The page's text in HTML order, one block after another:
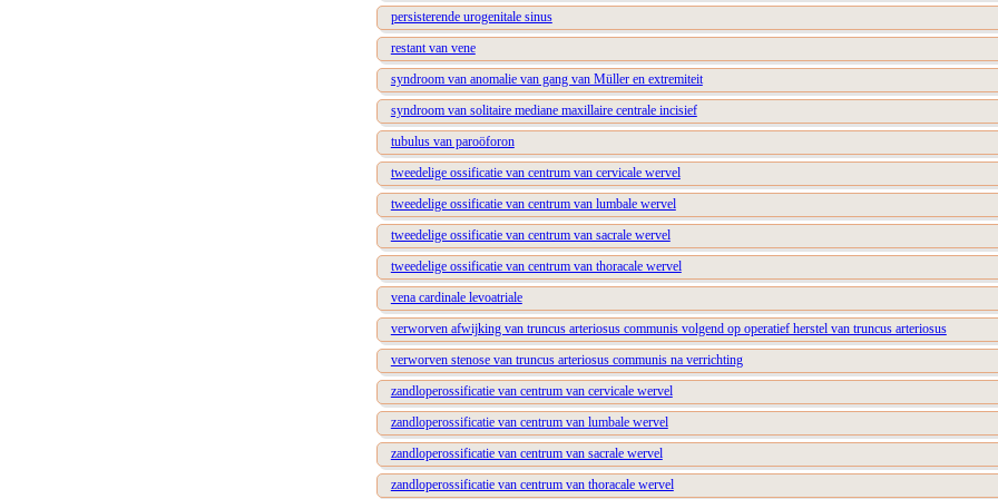
persisterende urogenitale sinus
restant van vene
syndroom van anomalie van gang van Müller en extremiteit
syndroom van solitaire mediane maxillaire centrale incisief
tubulus van paroöforon
tweedelige ossificatie van centrum van cervicale wervel
tweedelige ossificatie van centrum van lumbale wervel
tweedelige ossificatie van centrum van sacrale wervel
tweedelige ossificatie van centrum van thoracale wervel
vena cardinale levoatriale
verworven afwijking van truncus arteriosus communis volgend op operatief herstel van truncus arteriosus
verworven stenose van truncus arteriosus communis na verrichting
zandloperossificatie van centrum van cervicale wervel
zandloperossificatie van centrum van lumbale wervel
zandloperossificatie van centrum van sacrale wervel
zandloperossificatie van centrum van thoracale wervel